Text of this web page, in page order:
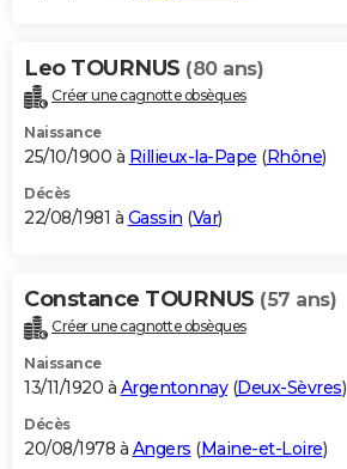
Leo TOURNUS (80 ans)
Créer une cagnotte obsèques
Naissance
25/10/1900 à Rillieux-la-Pape (Rhône)
Décès
22/08/1981 à Gassin (Var)
Constance TOURNUS (57 ans)
Créer une cagnotte obsèques
Naissance
13/11/1920 à Argentonnay(Deux-Sèvres)
Décès
20/08/1978 à Angers (Maine-et-Loire)